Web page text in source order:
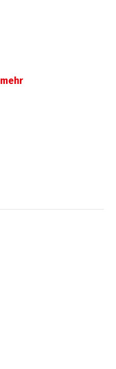
mehr